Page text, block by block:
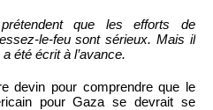
que les efforts de
le-feu sont sérieux. Mais il
été écrit à l’avance.
devin pour comprendre que le
pour Gaza se devrait se